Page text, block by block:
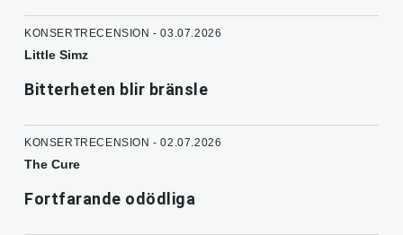
KONSERTRECENSION - 03.07.2026
Little Simz
Bitterheten blir bränsle
KONSERTRECENSION - 02.07.2026
The Cure
Fortfarande odödliga